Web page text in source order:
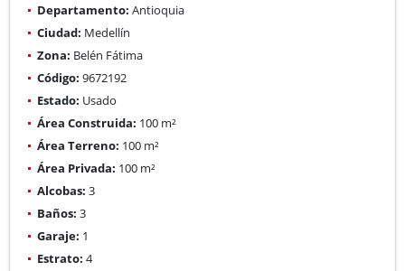
Departamento: Antioquia
Ciudad: Medellín
Zona: Belén Fátima
Código: 9672192
Estado: Usado
Área Construida: 100 m²
Área Terreno: 100 m²
Área Privada: 100 m²
Alcobas: 3
Baños: 3
Garaje: 1
Estrato: 4